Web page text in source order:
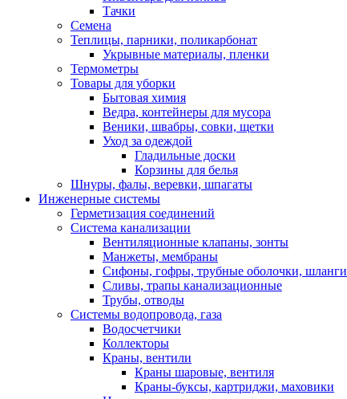
Тачки
Семена
Теплицы, парники, поликарбонат
Укрывные материалы, пленки
Термометры
Товары для уборки
Бытовая химия
Ведра, контейнеры для мусора
Веники, швабры, совки, щетки
Уход за одеждой
Гладильные доски
Корзины для белья
Шнуры, фалы, веревки, шпагаты
Инженерные системы
Герметизация соединений
Система канализации
Вентиляционные клапаны, зонты
Манжеты, мембраны
Сифоны, гофры, трубные оболочки, шланги
Сливы, трапы канализационные
Трубы, отводы
Системы водопровода, газа
Водосчетчики
Коллекторы
Краны, вентили
Краны шаровые, вентиля
Краны-буксы, картриджи, маховики